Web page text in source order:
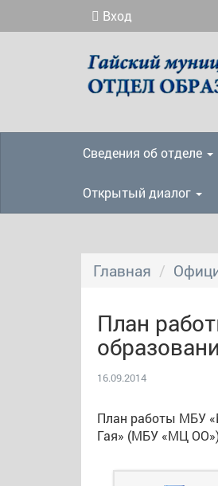
Вход
Отдел образования
Сведения об отделе
Открытый диалог
Главная
План
16.09.2014
План работы МБУ
Гая» (МБУ «МЦ